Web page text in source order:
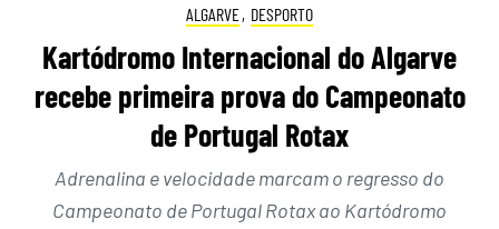
ALGARVE, DESPORTO
Kartódromo Internacional do Algarve
recebe primeira prova do Campeonato
de Portugal Rotax
Adrenalina e velocidade marcam o regresso do
Campeonato de Portugal Rotax ao Kartódromo